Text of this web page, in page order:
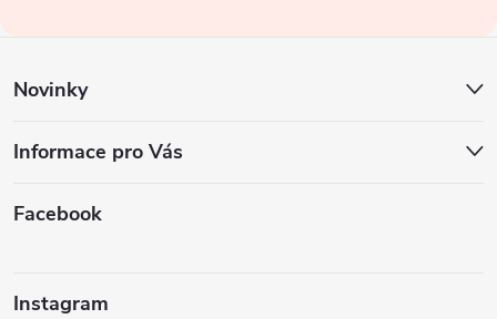
í
Novinky
Informace pro Vás
Facebook
Instagram